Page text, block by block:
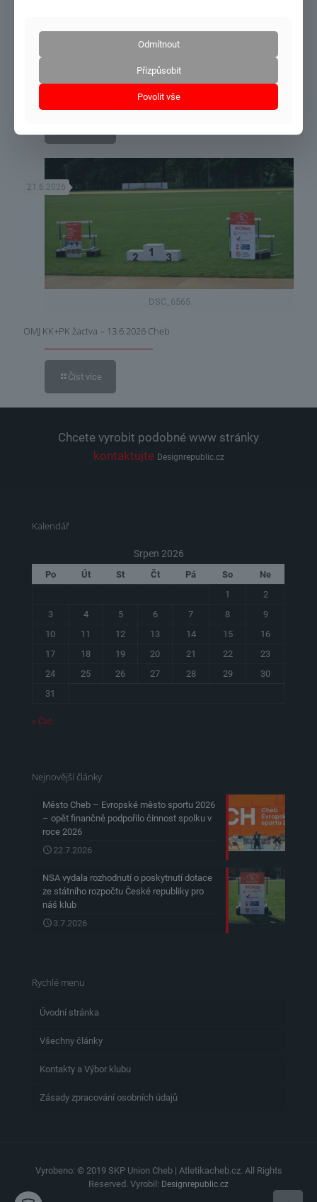
MČR dorost+junioři – Olomouc 27.6.-28.6.2026
DSC_6565
21.6.2026
OMJ KK+PK žactva – 13.6.2026 Cheb
Číst více
Chcete vyrobit podobné www stránky
kontaktujte Designrepublic.cz
Kalendář
Srpen 2026
Po Út St Čt Pá So
Ne
1
2
3
4 5 6 7 8
9
10
11 12 13 14 15
16
17
18 19 20 21 22
23
24
25 26 27 28 29
30
31
« Čvc
Nejnovější články
Město Cheb – Evropské město sportu 2026
– opět finančně podpořilo činnost spolku v
roce 2026
22.7.2026
NSA vydala rozhodnutí o poskytnutí dotace
ze státního rozpočtu České republiky pro
náš klub
3.7.2026
Rychlé menu
Úvodní stránka
Všechny články
Kontakty a Výbor klubu
Zásady zpracování osobních údajů
Vyrobeno: © 2019 SKP Union Cheb | Atletikacheb.cz. All Rights
Reserved. Vyrobil: Designrepublic.cz
Odmítnout
Přizpůsobit
Povolit vše